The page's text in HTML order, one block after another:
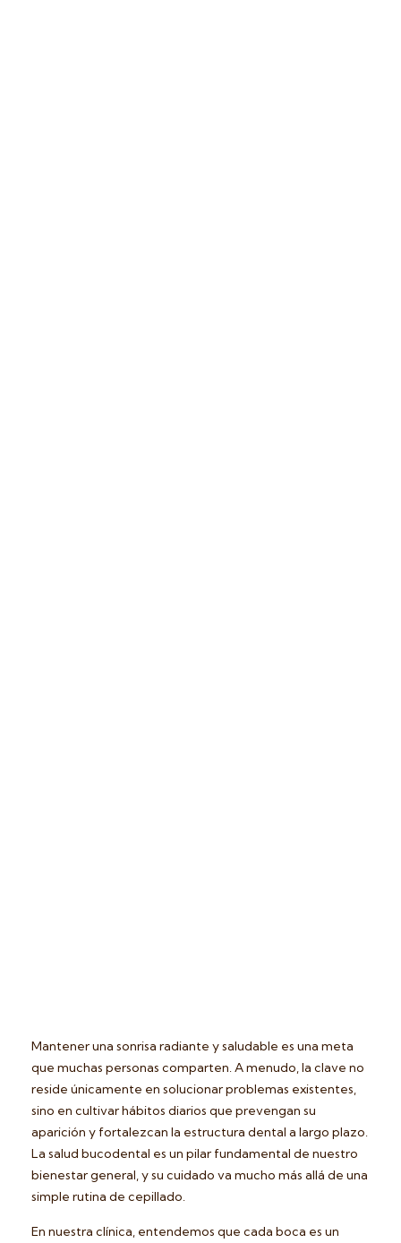
Mantener una sonrisa radiante y saludable es una meta
que muchas personas comparten. A menudo, la clave no
reside únicamente en solucionar problemas existentes,
sino en cultivar hábitos diarios que prevengan su
aparición y fortalezcan la estructura dental a largo plazo.
La salud bucodental es un pilar fundamental de nuestro
bienestar general, y su cuidado va mucho más allá de una
simple rutina de cepillado.
En nuestra clínica, entendemos que cada boca es un